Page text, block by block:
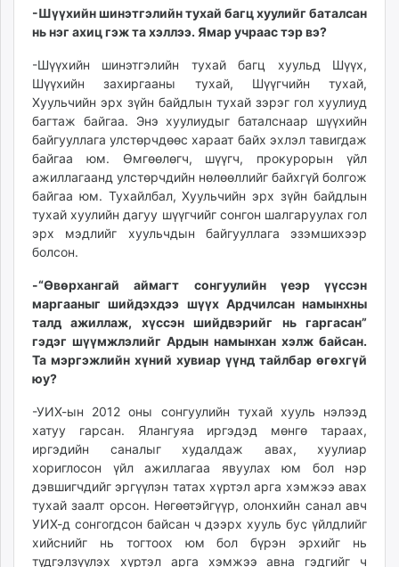
mass.mn
unegui.mn
toim.mn
tac.mn
paparazzi.mn
unread.today
-Шүүхийн шинэтгэлийн тухай багц хуулийг баталсан
нь нэг ахиц гэж та хэллээ. Ямар учраас тэр вэ?
-Шүүхийн шинэтгэлийн тухай багц хуульд Шүүх,
Шүүхийн захиргааны тухай, Шүүгчийн тухай,
Хуульчийн эрх зүйн байдлын тухай зэрэг гол хуулиуд
багтаж байгаа. Энэ хуулиудыг баталснаар шүүхийн
байгууллага улстөрчдөөс хараат байх эхлэл тавигдаж
байгаа юм. Өмгөөлөгч, шүүгч, прокурорын үйл
ажиллагаанд улстөрчдийн нөлөөллийг байхгүй болгож
байгаа юм. Тухайлбал, Хуульчийн эрх зүйн байдлын
тухай хуулийн дагуу шүүгчийг сонгон шалгаруулах гол
эрх мэдлийг хуульчдын байгууллага эзэмшихээр
болсон.
-“Өвөрхангай аймагт сон­гуулийн үеэр үүссэн
маргааныг шийдэхдээ шүүх Ардчилсан намынхны
талд ажиллаж, хүссэн шийдвэрийг нь гаргасан”
гэдэг шүүмжлэлийг Ардын намынхан хэлж байсан.
Та мэргэжлийн хүний хувиар үүнд тайлбар өгөхгүй
юу?
-УИХ-ын 2012 оны сонгуулийн тухай хууль нэлээд
хатуу гарсан. Ялангуяа иргэдэд мөнгө тараах,
иргэдийн саналыг худалдаж авах, хуулиар
хориглосон үйл ажиллагаа явуулах юм бол нэр
дэвшигчдийг эргүүлэн татах хүртэл арга хэмжээ авах
тухай заалт орсон. Нөгөөтэйгүүр, олонхийн санал авч
УИХ-д сонгогдсон байсан ч дээрх хууль бус үйлдлийг
хийснийг нь тогтоох юм бол бүрэн эрхийг нь
түдгэлзүүлэх хүртэл арга хэмжээ авна гэдгийг ч